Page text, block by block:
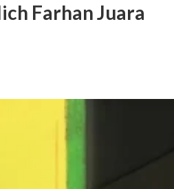
Farhan Juara